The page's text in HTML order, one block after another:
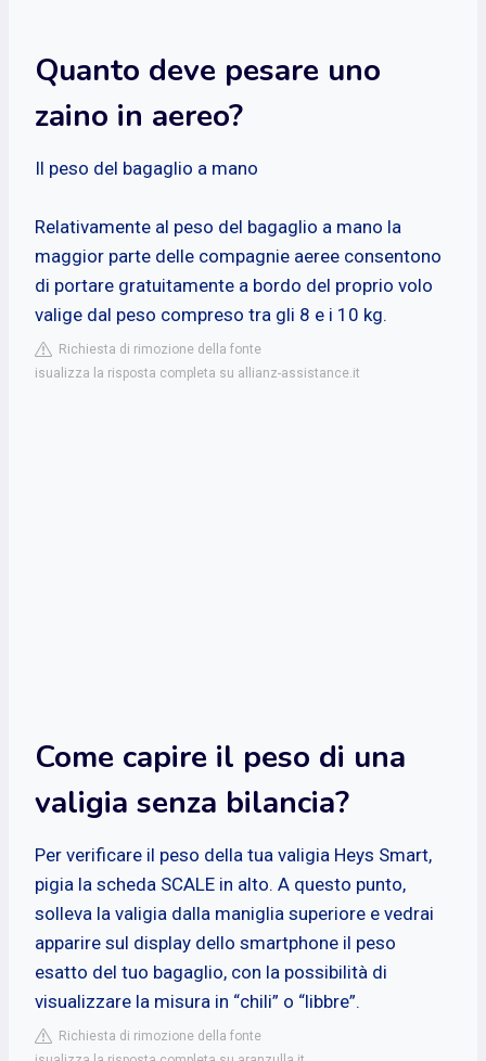
Quanto deve pesare uno
zaino in aereo?
Il peso del bagaglio a mano
Relativamente al peso del bagaglio a mano la
maggior parte delle compagnie aeree consentono
di portare gratuitamente a bordo del proprio volo
valige dal peso compreso tra gli 8 e i 10 kg.
Richiesta di rimozione della fonte
isualizza la risposta completa su allianz-assistance.it
Come capire il peso di una
valigia senza bilancia?
Per verificare il peso della tua valigia Heys Smart,
pigia la scheda SCALE in alto. A questo punto,
solleva la valigia dalla maniglia superiore e vedrai
apparire sul display dello smartphone il peso
esatto del tuo bagaglio, con la possibilità di
visualizzare la misura in “chili” o “libbre”.
Richiesta di rimozione della fonte